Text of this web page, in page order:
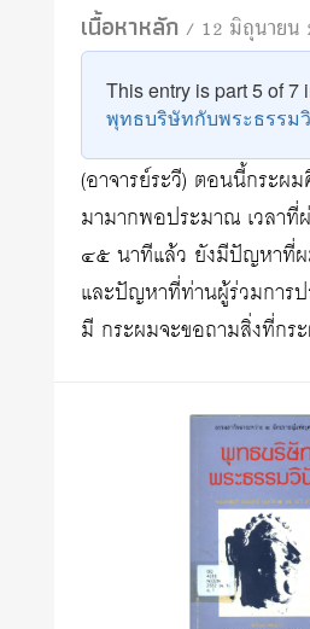
เนื้อหาหลัก/ 12 มิถุนายน
This entry is part 5 of 7
พุทธบริษัทกับพระธรรม
(อาจารย์ระวี) ตอนนี้กระผม
มามากพอประมาณ เวลาที่
๔๕ นาทีแล้ว ยังมีปัญหาที่ผ
และปัญหาที่ท่านผู้ร่วมการ
มี กระผมจะขอถามสิ่งที่ก